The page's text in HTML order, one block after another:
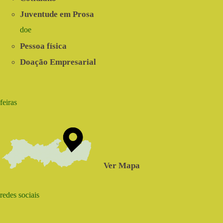
Juventude em Prosa
doe
Pessoa física
Doação Empresarial
feiras
Ver Mapa
redes sociais